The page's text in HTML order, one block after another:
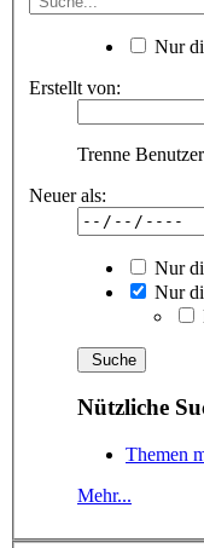
Nur
Erstellt von:
Trenne
Neuer als:
Nur
Nur
Nützliche
Themen
Mehr...